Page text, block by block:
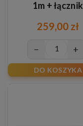
1m + łącznik
259,00 zł
− +
DO KOSZYKA